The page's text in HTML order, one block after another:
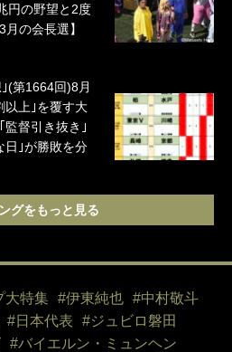
円の野望と2度
の会長選】
(第1664回)8月
以上｣を覆す大
監督引き抜き｣
日｣が勝敗を分
グをもっと見る
大特集 #伊東純也
#中村敬斗
#日本代表
#ジュビロ磐田
#バイエルン・ミュンヘン